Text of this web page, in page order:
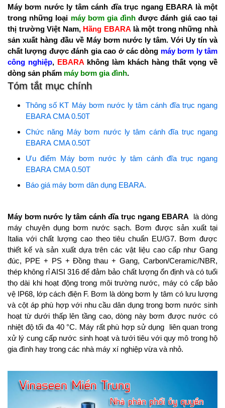
Máy bơm nước ly tâm cánh đĩa trục ngang EBARA là một
trong những loại máy bơm gia đình được đánh giá cao tại
thị trường Việt Nam, Hãng EBARA là một trong những nhà
sản xuất hàng đầu về Máy bơm nước ly tâm. Với Uy tín và
chất lượng được đánh gia cao ở các dòng máy bơm ly tâm
công nghiệp, EBARA không làm khách hàng thất vọng về
dòng sản phẩm máy bơm gia đình.
Tóm tắt mục chính
Thông số KT Máy bơm nước ly tâm cánh đĩa trục ngang
EBARA CMA 0.50T
Chức năng Máy bơm nước ly tâm cánh đĩa trục ngang
EBARA CMA 0.50T
Ưu điểm Máy bơm nước ly tâm cánh đĩa trục ngang
EBARA CMA 0.50T
Báo giá máy bơm dân dụng EBARA.
Máy bơm nước ly tâm cánh đĩa trục ngang EBARA là dòng
máy chuyên dụng bơm nước sạch. Bơm được sản xuất tại
Italia với chất lượng cao theo tiêu chuẩn EU/G7. Bơm được
thiết kế và sản xuất dựa trên các vật liệu cao cấp như Gang
đúc, PPE + PS + Đồng thau + Gang, Carbon/Ceramic/NBR,
thép không rỉ AISI 316 để đảm bảo chất lượng ổn định và có tuổi
thọ dài khi hoạt động trong môi trường nước, máy có cấp bảo
vệ IP68, lớp cách điện F. Bơm là dòng bơm ly tâm có lưu lượng
và cột áp phù hợp với nhu cầu dân dụng trong bơm nước sinh
hoạt từ dưới thấp lên tầng cao, dòng này bơm được nước có
nhiệt độ tối đa 40 °C. Máy rất phù hợp sử dụng liên quan trong
xử lý cung cấp nước sinh hoạt và tưới tiêu với quy mô trong hộ
gia đình hay trong các nhà máy xí nghiệp vừa và nhỏ.